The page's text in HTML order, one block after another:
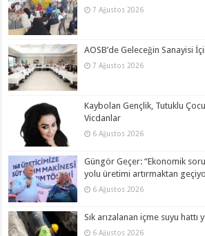
7 Ağustos 2026
AOSB’de Geleceğin Sanayisi
7 Ağustos 2026
Kaybolan Gençlik, Tutuklu
Vicdanlar
6 Ağustos 2026
Güngör Geçer: “Ekonomik
yolu üretimi artırmaktan
6 Ağustos 2026
Sık arızalanan içme suyu hattı
6 Ağustos 2026